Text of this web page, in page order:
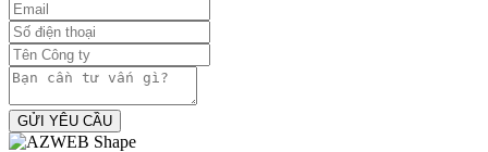
GỬI YÊU CẦU